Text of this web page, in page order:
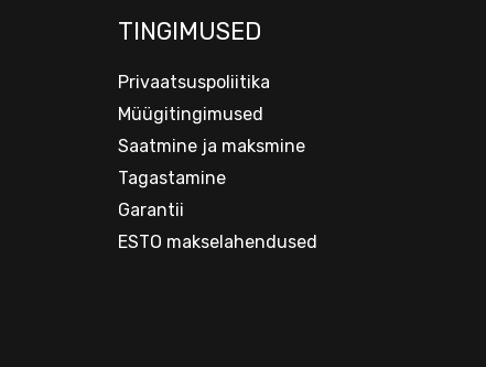
TINGIMUSED
Privaatsuspoliitika
Müügitingimused
Saatmine ja maksmine
Tagastamine
Garantii
ESTO makselahendused